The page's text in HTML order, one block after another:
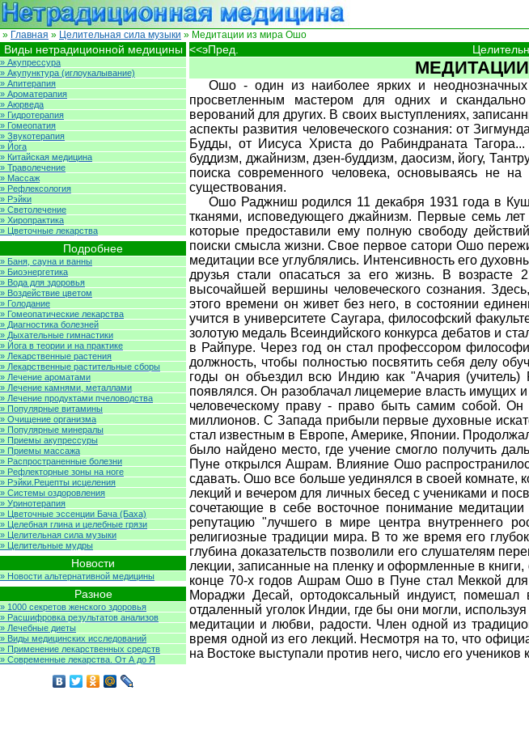
» Главная » Целительная сила музыки » Медитации из мира Ошо
<<эПред.
Ошо - один из наиболее ярких и
просветленным мастером для одних и
верований для других. В своих выступлениях,
аспекты развития человеческого сознания: от
Будды, от Иисуса Христа до Рабиндраната
буддизм, джайнизм, дзен-буддизм, даосизм, йогу,
поиска современного человека, основываясь не
существования.
Ошо Раджниш родился 11 декабря 1931 года в
тканями, исповедующего джайнизм. Первые семь
которые предоставили ему полную свободу
поиски смысла жизни. Свое первое сатори Ошо
медитации все углублялись. Интенсивность его
друзья стали опасаться за его жизнь. В
высочайшей вершины человеческого сознания.
этого времени он живет без него, в состоянии
учится в университете Саугара, философский
золотую медаль Всеиндийского конкурса дебатов и
в Райпуре. Через год он стал профессором
должность, чтобы полностью посвятить себя делу
годы он объездил всю Индию как "Ачария
появлялся. Он разоблачал лицемерие власть имущих
человеческому праву - право быть самим собой.
миллионов. С Запада прибыли первые духовные
стал известным в Европе, Америке, Японии.
было найдено место, где учение смогло получить
Пуне открылся Ашрам. Влияние Ошо
сдавать. Ошо все больше уединялся в своей комнате,
лекций и вечером для личных бесед с учениками и
сочетающие в себе восточное понимание
репутацию "лучшего в мире центра внутреннего
религиозные традиции мира. В то же время его
глубина доказательств позволили его слушателям
лекции, записанные на пленку и оформленные в
конце 70-х годов Ашрам Ошо в Пуне стал Меккой
Мораджи Десай, ортодоксальный индуист,
отдаленный уголок Индии, где бы они могли,
медитации и любви, радости. Член одной из
время одной из его лекций. Несмотря на то, что
на Востоке выступали против него, число его
Виды нетрадиционной медицины
» Акупрессура
» Акупунктура (иглоукалывание)
» Апитерапия
» Ароматерапия
» Аюрведа
» Гидротерапия
» Гомеопатия
» Звукотерапия
» Йога
» Китайская медицина
» Траволечение
» Массаж
» Рефлексология
» Рэйки
» Светолечение
» Хиропрактика
» Цветочные лекарства
Подробнее
» Баня, сауна и ванны
» Биоэнергетика
» Вода для здоровья
» Воздействие цветом
» Голодание
» Гомеопатические лекарства
» Диагностика болезней
» Дыхательные гимнастики
» Йога в теории и на практике
» Лекарственные растения
» Лекарственные растительные сборы
» Лечение ароматами
» Лечение камнями, металлами
» Лечение продуктами пчеловодства
» Популярные витамины
» Очищение организма
» Популярные минералы
» Приемы акупрессуры
» Приемы массажа
» Распространенные болезни
» Рефлекторные зоны на ноге
» Рэйки.Рецепты исцеления
» Системы оздоровления
» Уринотерапия
» Цветочные эссенции Бача (Баха)
» Целебная глина и целебные грязи
» Целительная сила музыки
» Целительные мудры
Новости
» Новости альтернативной медицины
Разное
» 1000 секретов женского здоровья
» Расшифровка результатов анализов
» Лечебные диеты
» Виды медицинских исследований
» Применение лекарственных средств
» Современные лекарства. От А до Я